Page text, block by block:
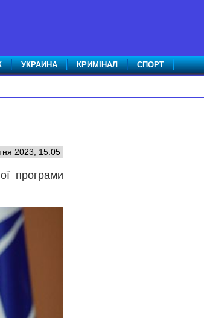
УКРАИНА КРИМІНАЛ СПОРТ
2023, 15:05
програми